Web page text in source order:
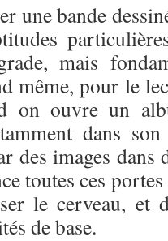
une bande
mais
même, pour le
on ouvre un
dans
des images dans
toutes ces
le cerveau, et
de base.